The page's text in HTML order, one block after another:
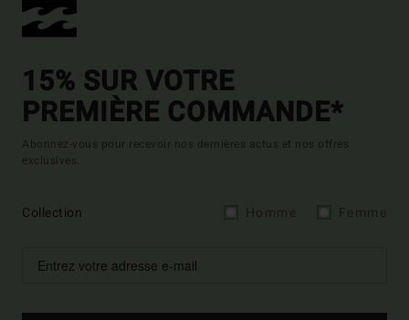
15% SUR VOTRE
PREMIÈRE COMMANDE*
Abonnez-vous pour recevoir nos dernières actus et nos offres
exclusives.
Collection